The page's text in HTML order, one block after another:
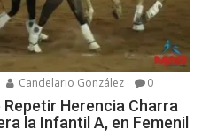
Candelario González 0
Herencia Charra
la Infantil A, en Femenil